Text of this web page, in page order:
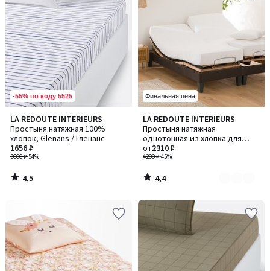
-55% по коду 5525
LA REDOUTE INTERIEURS
Простыня натяжная 100%
хлопок, Glenans / Гленанс
3600 ₽-54%
1656 ₽
4,5
/ 5
4,5
/
Финальная цена
LA REDOUTE INTERIEURS
Простыня натяжная
однотонная из хлопка для
раскладной кровати, Scenario
/ Сценарио
4200 ₽-45%
от2310 ₽
4,4
/ 5
Количество
цветов:
4
4,4
/